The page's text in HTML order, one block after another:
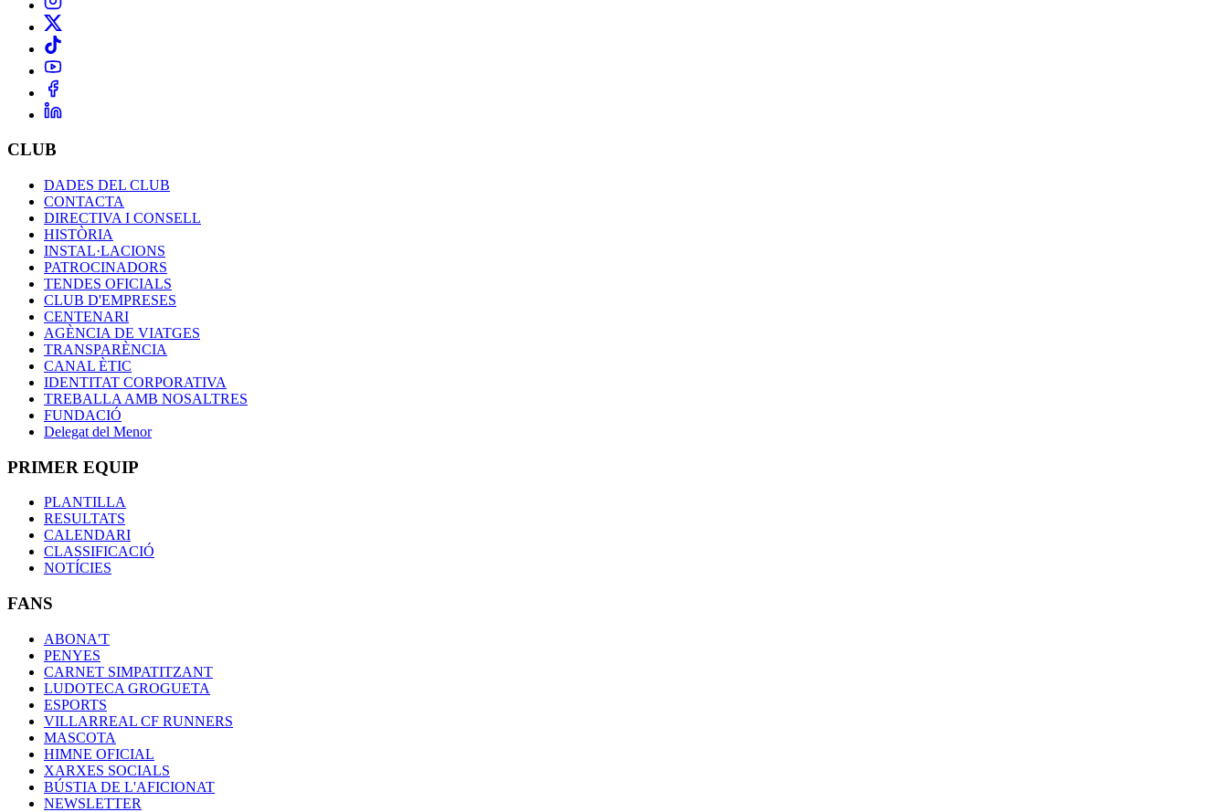
CLUB
DADES DEL CLUB
CONTACTA
DIRECTIVA I CONSELL
HISTÒRIA
INSTAL·LACIONS
PATROCINADORS
TENDES OFICIALS
CLUB D'EMPRESES
CENTENARI
AGÈNCIA DE VIATGES
TRANSPARÈNCIA
CANAL ÈTIC
IDENTITAT CORPORATIVA
TREBALLA AMB NOSALTRES
FUNDACIÓ
Delegat del Menor
PRIMER EQUIP
PLANTILLA
RESULTATS
CALENDARI
CLASSIFICACIÓ
NOTÍCIES
FANS
ABONA'T
PENYES
CARNET SIMPATITZANT
LUDOTECA GROGUETA
ESPORTS
VILLARREAL CF RUNNERS
MASCOTA
HIMNE OFICIAL
XARXES SOCIALS
BÚSTIA DE L'AFICIONAT
NEWSLETTER